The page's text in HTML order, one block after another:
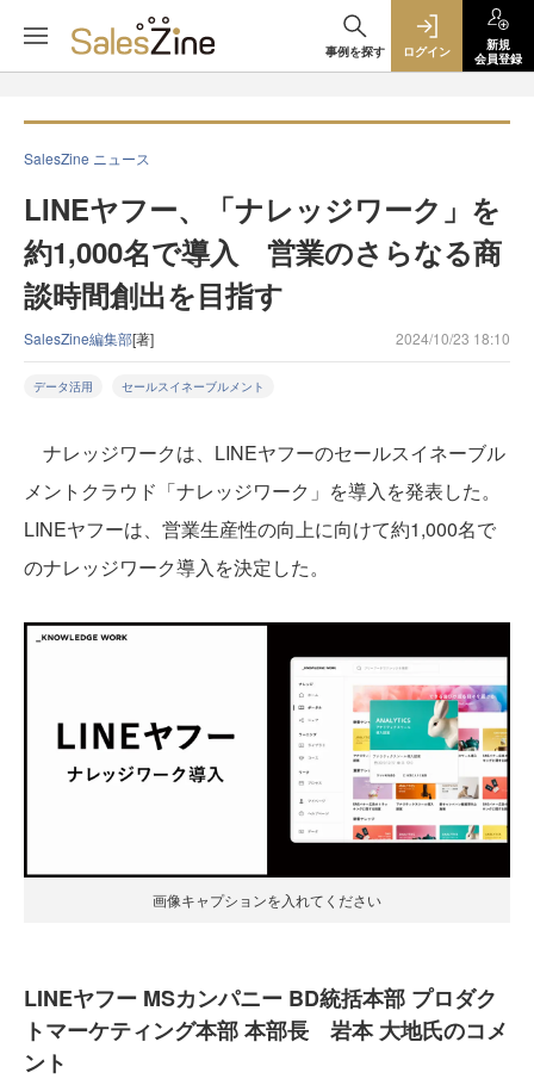
事例を探す ログイン
新規
会員登録
SalesZine ニュース
LINEヤフー、「ナレッジワーク」を
約1,000名で導入 営業のさらなる商
談時間創出を目指す
SalesZine編集部[著] 2024/10/23 18:10
データ活用 セールスイネーブルメント
ナレッジワークは、LINEヤフーのセールスイネーブル
メントクラウド「ナレッジワーク」を導入を発表した。
LINEヤフーは、営業生産性の向上に向けて約1,000名で
のナレッジワーク導入を決定した。
画像キャプションを入れてください
LINEヤフー MSカンパニー BD統括本部 プロダク
トマーケティング本部 本部長 岩本 大地氏のコメ
ント